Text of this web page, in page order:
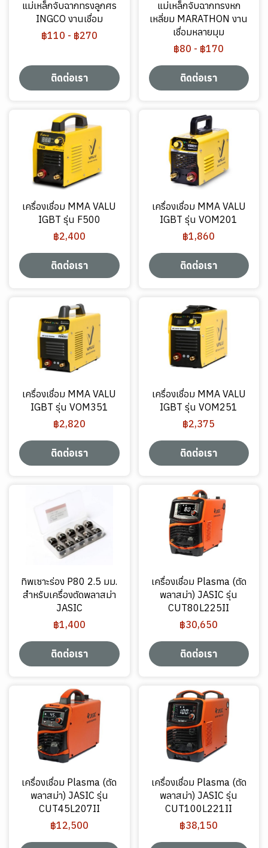
แม่เหล็กจับฉากทรงลูกศร
INGCO งานเชื่อม
฿110 - ฿270
ติดต่อเรา
แม่เหล็กจับฉากทรงหก
เหลี่ยม MARATHON งาน
เชื่อมหลายมุม
฿80 - ฿170
ติดต่อเรา
เครื่องเชื่อม MMA VALU
IGBT รุ่น F500
฿2,400
ติดต่อเรา
เครื่องเชื่อม MMA VALU
IGBT รุ่น VOM201
฿1,860
ติดต่อเรา
เครื่องเชื่อม MMA VALU
IGBT รุ่น VOM351
฿2,820
ติดต่อเรา
เครื่องเชื่อม MMA VALU
IGBT รุ่น VOM251
฿2,375
ติดต่อเรา
ทิพเซาะร่อง P80 2.5 มม.
สำหรับเครื่องตัดพลาสม่า
JASIC
฿1,400
ติดต่อเรา
เครื่องเชื่อม Plasma (ตัด
พลาสม่า) JASIC รุ่น
CUT80L225II
฿30,650
ติดต่อเรา
เครื่องเชื่อม Plasma (ตัด
พลาสม่า) JASIC รุ่น
CUT45L207II
฿12,500
เครื่องเชื่อม Plasma (ตัด
พลาสม่า) JASIC รุ่น
CUT100L221II
฿38,150